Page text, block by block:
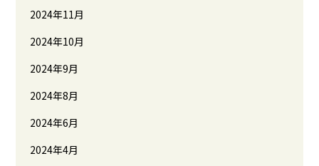
2024年11月
2024年10月
2024年9月
2024年8月
2024年6月
2024年4月